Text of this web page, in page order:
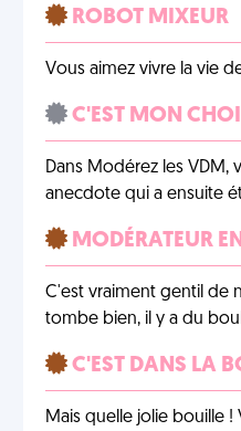
ROBOT MIXEUR
Vous aimez vivre la vie
C'EST MON
Dans Modérez les VDM,
anecdote qui a ensuite
MODÉRATEUR
C'est vraiment gentil de
tombe bien, il y a du
C'EST DANS LA
Mais quelle jolie bouille